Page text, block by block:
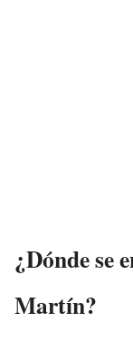
¿Dónde se
Martín?